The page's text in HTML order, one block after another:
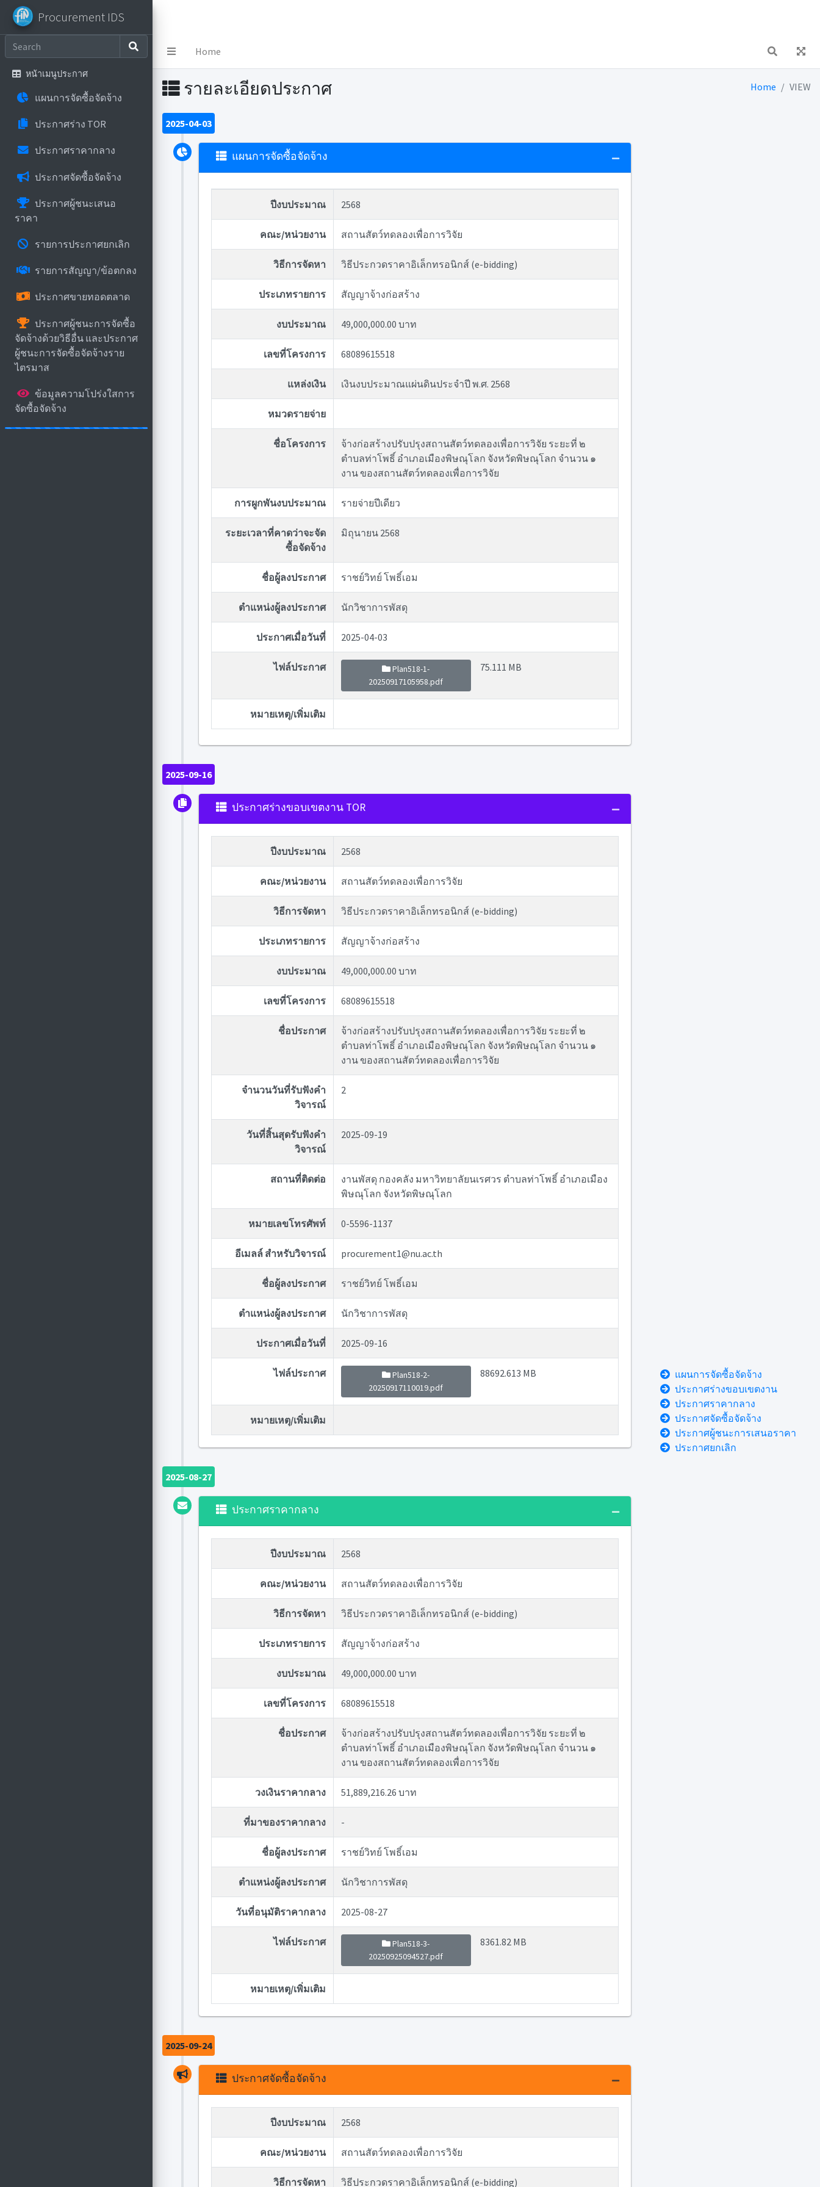
Procurement IDS
Home
Procurement IDS
หน้าเมนูประกาศ
แผนการจัดซื้อจัดจ้าง
ประกาศร่าง TOR
ประกาศราคากลาง
ประกาศจัดซื้อจัดจ้าง
ประกาศผู้ชนะเสนอ
ราคา
รายการประกาศยกเลิก
รายการสัญญา/ข้อตกลง
ประกาศขายทอดตลาด
ประกาศผู้ชนะการจัดซื้อ
จัดจ้างด้วยวิธีอื่น และประกาศ
ผู้ชนะการจัดซื้อจัดจ้างราย
ไตรมาส
ข้อมูลความโปร่งใสการ
จัดซื้อจัดจ้าง
รายละเอียดประกาศ Home VIEW
2025-04-03
แผนการจัดซื้อจัดจ้าง
ปีงบประมาณ 2568
คณะ/หน่วยงาน สถานสัตว์ทดลองเพื่อการวิจัย
วิธีการจัดหา วิธีประกวดราคาอิเล็กทรอนิกส์ (e-bidding)
ประเภทรายการ สัญญาจ้างก่อสร้าง
งบประมาณ 49,000,000.00 บาท
เลขที่โครงการ 68089615518
แหล่งเงิน เงินงบประมาณแผ่นดินประจำปี พ.ศ. 2568
หมวดรายจ่าย
ชื่อโครงการ
จ้างก่อสร้างปรับปรุงสถานสัตว์ทดลองเพื่อการวิจัย ระยะที่ ๒
ตำบลท่าโพธิ์ อำเภอเมืองพิษณุโลก จังหวัดพิษณุโลก จำนวน ๑
งาน ของสถานสัตว์ทดลองเพื่อการวิจัย
การผูกพันงบประมาณ รายจ่ายปีเดียว
ระยะเวลาที่คาดว่าจะจัด
ซื้อจัดจ้าง
มิถุนายน 2568
ชื่อผู้ลงประกาศ ราชย์วิทย์ โพธิ์เอม
ตำแหน่งผู้ลงประกาศ นักวิชาการพัสดุ
ประกาศเมื่อวันที่ 2025-04-03
ไฟล์ประกาศ
Plan518-1-
20250917105958.pdf
75.111 MB
หมายเหตุ/เพิ่มเติม
2025-09-16
ประกาศร่างขอบเขตงาน TOR
ปีงบประมาณ 2568
คณะ/หน่วยงาน สถานสัตว์ทดลองเพื่อการวิจัย
วิธีการจัดหา วิธีประกวดราคาอิเล็กทรอนิกส์ (e-bidding)
ประเภทรายการ สัญญาจ้างก่อสร้าง
งบประมาณ 49,000,000.00 บาท
เลขที่โครงการ 68089615518
ชื่อประกาศ
จ้างก่อสร้างปรับปรุงสถานสัตว์ทดลองเพื่อการวิจัย ระยะที่ ๒
ตำบลท่าโพธิ์ อำเภอเมืองพิษณุโลก จังหวัดพิษณุโลก จำนวน ๑
งาน ของสถานสัตว์ทดลองเพื่อการวิจัย
จำนวนวันที่รับฟังคำ
วิจารณ์
2
วันที่สิ้นสุดรับฟังคำ
วิจารณ์
2025-09-19
สถานที่ติดต่อ
งานพัสดุ กองคลัง มหาวิทยาลัยนเรศวร ตำบลท่าโพธิ์ อำเภอเมือง
พิษณุโลก จังหวัดพิษณุโลก
หมายเลขโทรศัพท์ 0-5596-1137
อีเมลล์ สำหรับวิจารณ์ procurement1@nu.ac.th
ชื่อผู้ลงประกาศ ราชย์วิทย์ โพธิ์เอม
ตำแหน่งผู้ลงประกาศ นักวิชาการพัสดุ
ประกาศเมื่อวันที่ 2025-09-16
ไฟล์ประกาศ
Plan518-2-
20250917110019.pdf
88692.613 MB
หมายเหตุ/เพิ่มเติม
2025-08-27
ประกาศราคากลาง
ปีงบประมาณ 2568
คณะ/หน่วยงาน สถานสัตว์ทดลองเพื่อการวิจัย
วิธีการจัดหา วิธีประกวดราคาอิเล็กทรอนิกส์ (e-bidding)
ประเภทรายการ สัญญาจ้างก่อสร้าง
งบประมาณ 49,000,000.00 บาท
เลขที่โครงการ 68089615518
ชื่อประกาศ
จ้างก่อสร้างปรับปรุงสถานสัตว์ทดลองเพื่อการวิจัย ระยะที่ ๒
ตำบลท่าโพธิ์ อำเภอเมืองพิษณุโลก จังหวัดพิษณุโลก จำนวน ๑
งาน ของสถานสัตว์ทดลองเพื่อการวิจัย
วงเงินราคากลาง 51,889,216.26 บาท
ที่มาของราคากลาง -
ชื่อผู้ลงประกาศ ราชย์วิทย์ โพธิ์เอม
ตำแหน่งผู้ลงประกาศ นักวิชาการพัสดุ
วันที่อนุมัติราคากลาง 2025-08-27
ไฟล์ประกาศ
Plan518-3-
20250925094527.pdf
8361.82 MB
หมายเหตุ/เพิ่มเติม
2025-09-24
ประกาศจัดซื้อจัดจ้าง
ปีงบประมาณ 2568
คณะ/หน่วยงาน สถานสัตว์ทดลองเพื่อการวิจัย
วิธีการจัดหา วิธีประกวดราคาอิเล็กทรอนิกส์ (e-bidding)
แผนการจัดซื้อจัดจ้าง
ประกาศร่างขอบเขตงาน
ประกาศราคากลาง
ประกาศจัดซื้อจัดจ้าง
ประกาศผู้ชนะการเสนอราคา
ประกาศยกเลิก